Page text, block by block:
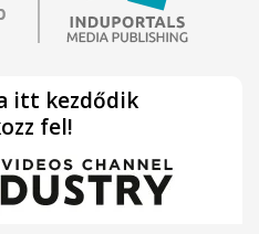
itt kezdődik
fel!